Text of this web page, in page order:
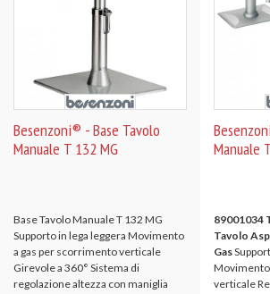
Besenzoni® - Base Tavolo
Manuale T 132 MG
Base Tavolo Manuale T 132 MG
Supporto in lega leggera Movimento
a gas per scorrimento verticale
Girevole a 360° Sistema di
regolazione altezza con maniglia
Manuale
89001034
Tavolo
Gas
verticale